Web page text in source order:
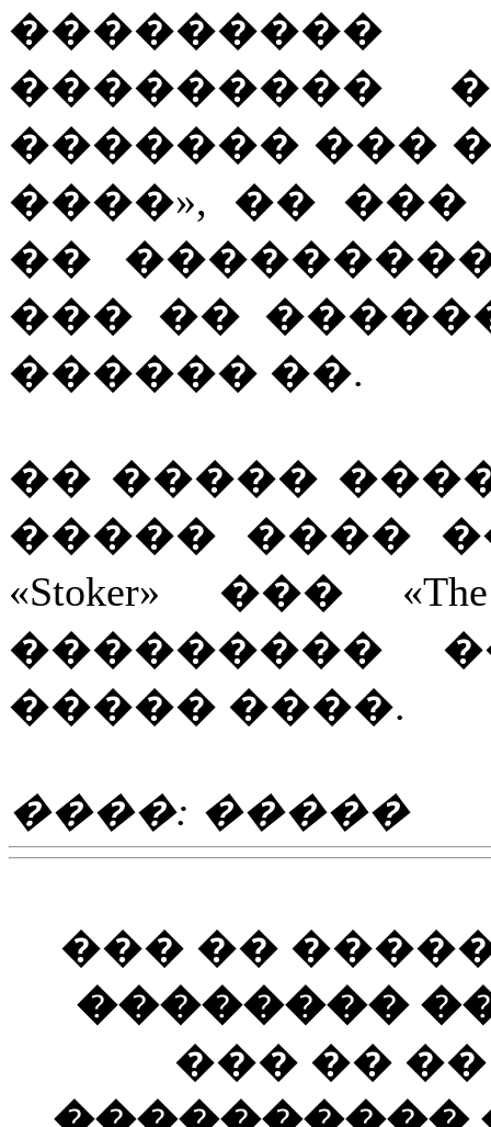
���������
������� ���
����», ��
��
��� ��
������ ��.
�� �����
����� ����
«Stoker» ���
���������
����� ����.
����: �����
��� ��
��������
��� ��